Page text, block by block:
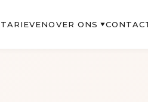
TARIEVENOVER ONS ▼